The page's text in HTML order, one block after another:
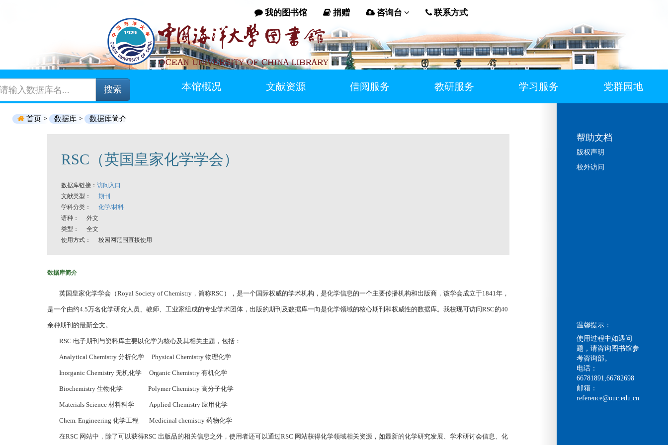
我的图书馆 捐赠 咨询台 联系方式
搜索 本馆概况 文献资源 借阅服务 教研服务 学习服务 党群园地
首页 > 数据库 > 数据库简介
RSC（英国皇家化学学会）
数据库链接： 访问入口
文献类型： 期刊
学科分类： 化学/材料
语种： 外文
类型： 全文
使用方式： 校园网范围直接使用
数据库简介
英国皇家化学学会（Royal Society of Chemistry，简称RSC），是一个国际权威的学术机构，是化学信息的一个主要传播机构和出版商，该学会成立于1841年，
是一个由约4.5万名化学研究人员、教师、工业家组成的专业学术团体，出版的期刊及数据库一向是化学领域的核心期刊和权威性的数据库。 我校现可访问RSC的40
余种期刊的最新全文。
RSC 电子期刊与资料库主要以化学为核心及其相关主题，包括：
Analytical Chemistry 分析化学 Physical Chemistry 物理化学
Inorganic Chemistry 无机化学 Organic Chemistry 有机化学
Biochemistry 生物化学 Polymer Chemistry 高分子化学
Materials Science 材料科学 Applied Chemistry 应用化学
Chem. Engineering 化学工程 Medicinal chemistry 药物化学
在RSC 网站中，除了可以获得RSC 出版品的相关信息之外，使用者还可以通过RSC 网站获得化学领域相关资源，如最新的化学研究发展、学术研讨会信息、化
帮助文档
版权声明
校外访问
温馨提示：
使用过程中如遇问
题，请咨询图书馆参
考咨询部。
电话：
66781891,66782698
邮箱：
reference@ouc.edu.cn